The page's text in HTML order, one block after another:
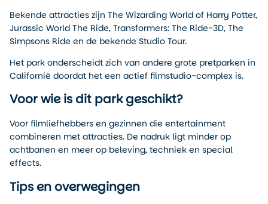
Bekende attracties zijn The Wizarding World of Harry Potter,
Jurassic World The Ride, Transformers: The Ride-3D, The
Simpsons Ride en de bekende Studio Tour.
Het park onderscheidt zich van andere grote pretparken in
Californië doordat het een actief filmstudio-complex is.
Voor wie is dit park geschikt?
Voor filmliefhebbers en gezinnen die entertainment
combineren met attracties. De nadruk ligt minder op
achtbanen en meer op beleving, techniek en special
effects.
Tips en overwegingen